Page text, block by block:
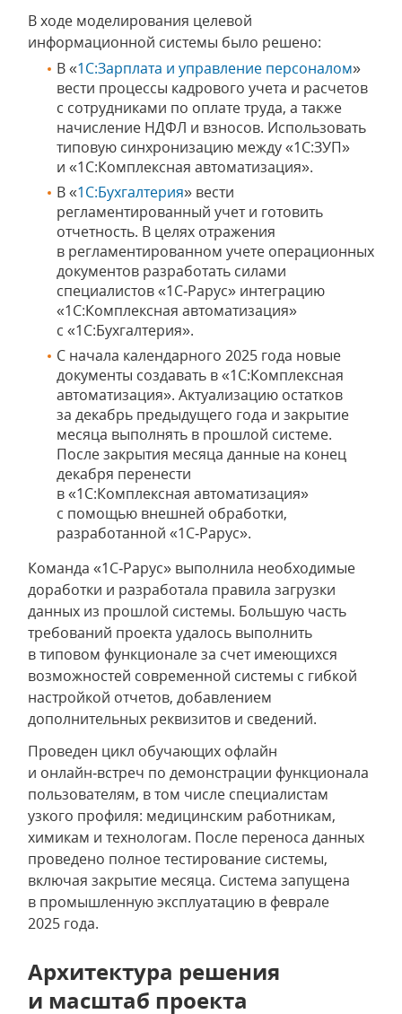
В ходе моделирования целевой
информационной системы было решено:
В «1С:Зарплата и управление персоналом»
вести процессы кадрового учета и расчетов
с сотрудниками по оплате труда, а также
начисление НДФЛ и взносов. Использовать
типовую синхронизацию между «1С:ЗУП»
и «1С:Комплексная автоматизация».
В «1С:Бухгалтерия» вести
регламентированный учет и готовить
отчетность. В целях отражения
в регламентированном учете операционных
документов разработать силами
специалистов «1С‑Рарус» интеграцию
«1С:Комплексная автоматизация»
с «1С:Бухгалтерия».
С начала календарного 2025 года новые
документы создавать в «1С:Комплексная
автоматизация». Актуализацию остатков
за декабрь предыдущего года и закрытие
месяца выполнять в прошлой системе.
После закрытия месяца данные на конец
декабря перенести
в «1С:Комплексная автоматизация»
с помощью внешней обработки,
разработанной «1С‑Рарус».
Команда «1С‑Рарус» выполнила необходимые
доработки и разработала правила загрузки
данных из прошлой системы. Большую часть
требований проекта удалось выполнить
в типовом функционале за счет имеющихся
возможностей современной системы с гибкой
настройкой отчетов, добавлением
дополнительных реквизитов и сведений.
Проведен цикл обучающих офлайн
и онлайн‑встреч по демонстрации функционала
пользователям, в том числе специалистам
узкого профиля: медицинским работникам,
химикам и технологам. После переноса данных
проведено полное тестирование системы,
включая закрытие месяца. Система запущена
в промышленную эксплуатацию в феврале
2025 года.
Архитектура решения
и масштаб проекта